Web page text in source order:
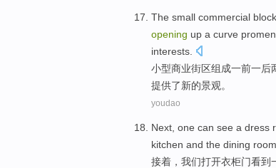
The small commercial
opening up a curve
interests.
小型商业街区组成一前一后
提供了新的景观。
youdao
Next one can see a dress
kitchen and the dining room,
接着 ， 我们打开衣柜门看到